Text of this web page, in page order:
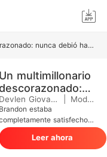
Un multimillonario descorazonado: nunca debió haberla dejado ir
multimillonario
debió
dejado ir
Devlen Giovannucci Moderno
estaba
satisfecho
su esposa: decía que
tan gentil como el agua
durante el día y tan ardiente
Leer ahora